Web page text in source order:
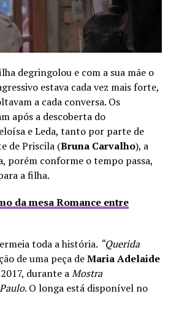
degringolou e com a sua mãe o
estava cada vez mais forte,
a cada conversa. Os
após a descoberta do
e Leda, tanto por parte de
de Priscila (Bruna Carvalho), a
porém conforme o tempo passa,
a filha.
da mesa Romance entre
toda a história. “Querida
de uma peça deMaria Adelaide
durante aMostra
. O longa está disponível no